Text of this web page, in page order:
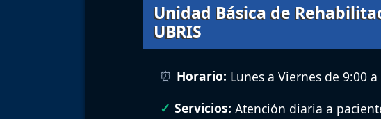
Unidad Básica de
UBRIS
Horario: Lunes a Viernes de 9:00
Servicios: Atención diaria a